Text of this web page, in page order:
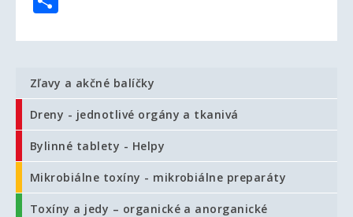
Zľavy a akčné balíčky
Dreny - jednotlivé orgány a tkanivá
Bylinné tablety - Helpy
Mikrobiálne toxíny - mikrobiálne preparáty
Toxíny a jedy – organické a anorganické